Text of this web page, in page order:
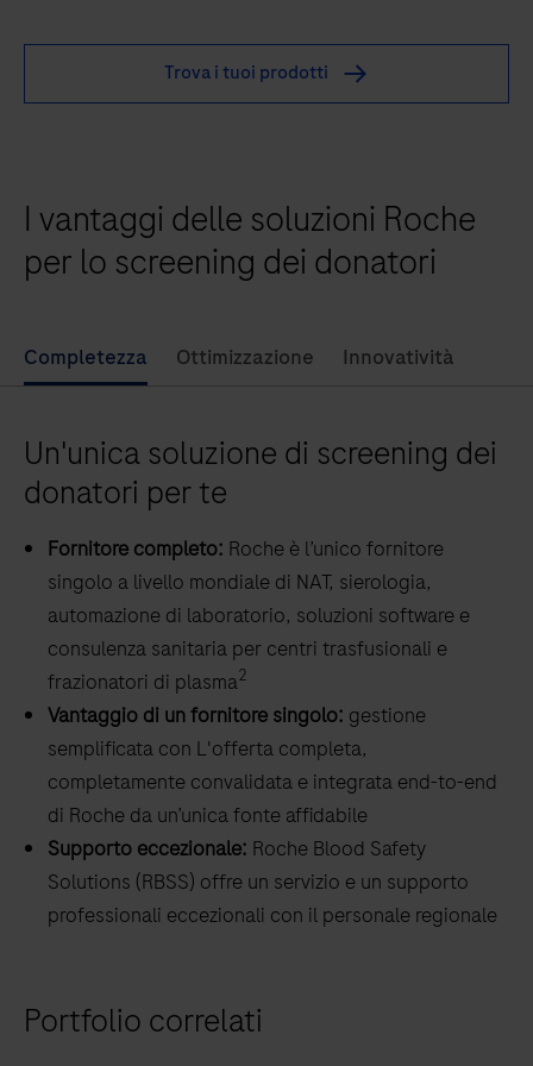
MPX
screening
dei
donatori
testare
in
affidabile
3
e
bersagli
virali
critici
con
unico
test,
aumentando
l’efficienza
operativa
necessità
Trova i tuoi prodotti
I vantaggi delle soluzioni Roche
per lo screening dei donatori
Completezza Ottimizzazione Innovatività
Un'unica soluzione di screening dei
donatori per te
Fornitore completo: Roche è l’unico fornitore
singolo a livello mondiale di NAT, sierologia,
automazione di laboratorio, soluzioni software e
consulenza sanitaria per centri trasfusionali e
frazionatori di plasma2
Vantaggio di un fornitore singolo: gestione
semplificata con L'offerta completa,
completamente convalidata e integrata end-to-end
di Roche da un’unica fonte affidabile
Supporto eccezionale: Roche Blood Safety
Solutions (RBSS) offre un servizio e un supporto
professionali eccezionali con il personale regionale
Portfolio correlati